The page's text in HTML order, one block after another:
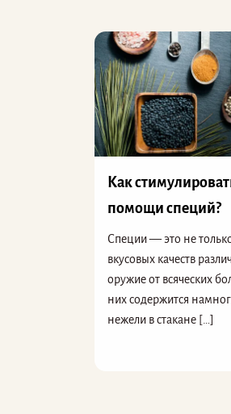
Как
помощи специй?
Специи — это не
вкусовых качеств
оружие от всяческих
них содержится
нежели в стакане […]